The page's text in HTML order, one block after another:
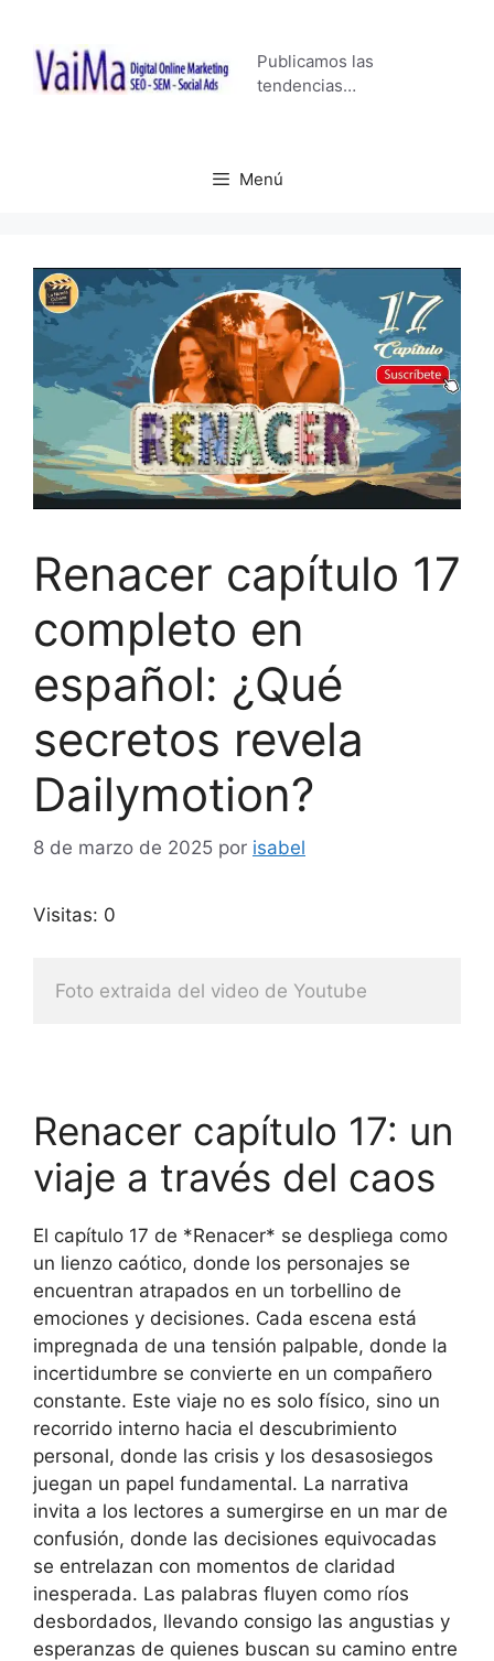
contenido
Publicamos las
tendencias…
Menú
Renacer capítulo 17
completo en
español: ¿Qué
secretos revela
Dailymotion?
8 de marzo de 2025 por isabel
Visitas: 0
Foto extraida del video de Youtube
Renacer capítulo 17: un
viaje a través del caos
El capítulo 17 de *Renacer* se despliega como
un lienzo caótico, donde los personajes se
encuentran atrapados en un torbellino de
emociones y decisiones. Cada escena está
impregnada de una tensión palpable, donde la
incertidumbre se convierte en un compañero
constante. Este viaje no es solo físico, sino un
recorrido interno hacia el descubrimiento
personal, donde las crisis y los desasosiegos
juegan un papel fundamental. La narrativa
invita a los lectores a sumergirse en un mar de
confusión, donde las decisiones equivocadas
se entrelazan con momentos de claridad
inesperada. Las palabras fluyen como ríos
desbordados, llevando consigo las angustias y
esperanzas de quienes buscan su camino entre